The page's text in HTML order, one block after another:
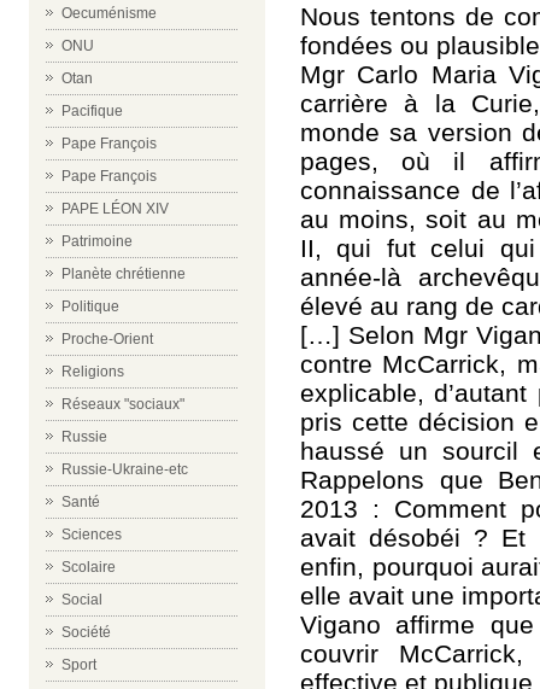
Oecuménisme
ONU
Otan
Pacifique
Pape François
Pape François
PAPE LÉON XIV
Patrimoine
Planète chrétienne
Politique
Proche-Orient
Religions
Réseaux "sociaux"
Russie
Russie-Ukraine-etc
Santé
Sciences
Scolaire
Social
Société
Sport
Nous tentons de
fondées ou
Mgr Carlo Maria
carrière à la
monde sa version
pages, où il
connaissance de
au moins, soit au
II, qui fut celui
année-là
élevé au rang de
[…] Selon Mgr
contre McCarrick,
explicable,
pris cette décision
haussé un sourcil
Rappelons que
2013 : Comment
avait désobéi ? Et
enfin, pourquoi
elle avait une
Vigano affirme
couvrir
effective et